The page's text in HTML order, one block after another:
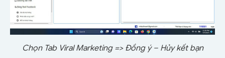
Chọn Tab Viral Marketing => Đồng ý – Hủy kết bạn